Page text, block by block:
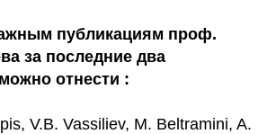
публикациям проф.
за последние два
отнести :
V.B. Vassiliev, M. Beltramini, A.